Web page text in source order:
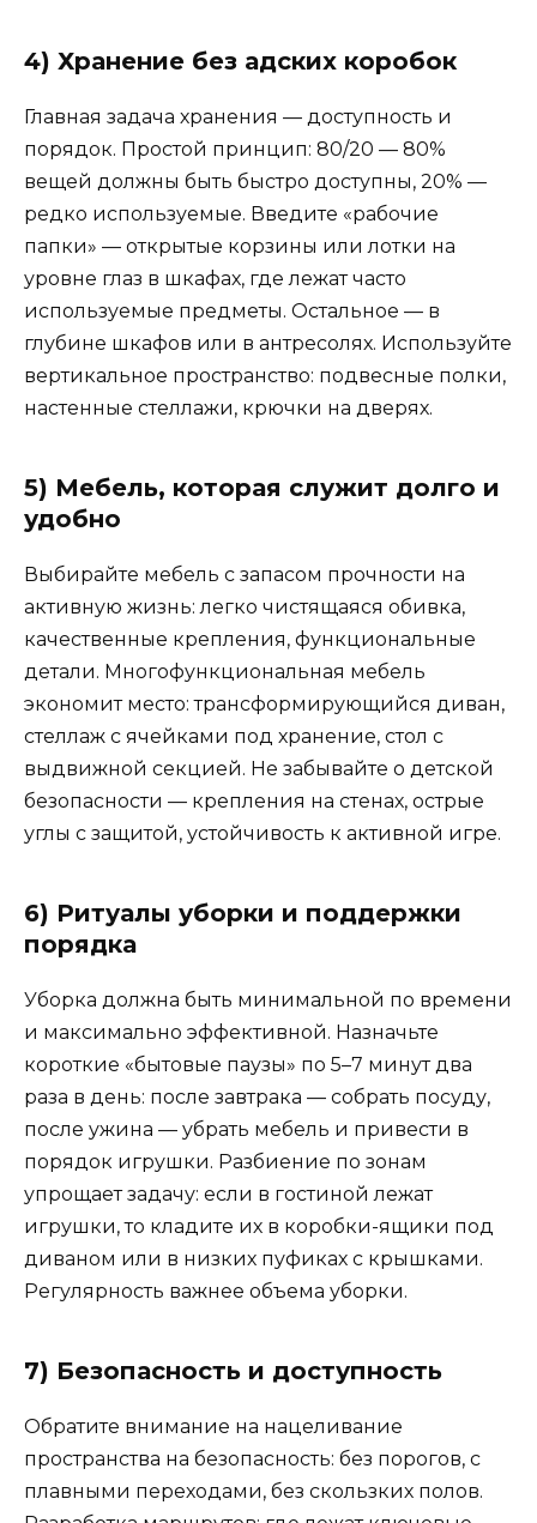
4) Хранение без адских коробок
Главная задача хранения — доступность и
порядок. Простой принцип: 80/20 — 80%
вещей должны быть быстро доступны, 20% —
редко используемые. Введите «рабочие
папки» — открытые корзины или лотки на
уровне глаз в шкафах, где лежат часто
используемые предметы. Остальное — в
глубине шкафов или в антресолях. Используйте
вертикальное пространство: подвесные полки,
настенные стеллажи, крючки на дверях.
5) Мебель, которая служит долго и
удобно
Выбирайте мебель с запасом прочности на
активную жизнь: легко чистящаяся обивка,
качественные крепления, функциональные
детали. Многофункциональная мебель
экономит место: трансформирующийся диван,
стеллаж с ячейками под хранение, стол с
выдвижной секцией. Не забывайте о детской
безопасности — крепления на стенах, острые
углы с защитой, устойчивость к активной игре.
6) Ритуалы уборки и поддержки
порядка
Уборка должна быть минимальной по времени
и максимально эффективной. Назначьте
короткие «бытовые паузы» по 5–7 минут два
раза в день: после завтрака — собрать посуду,
после ужина — убрать мебель и привести в
порядок игрушки. Разбиение по зонам
упрощает задачу: если в гостиной лежат
игрушки, то кладите их в коробки-ящики под
диваном или в низких пуфиках с крышками.
Регулярность важнее объема уборки.
7) Безопасность и доступность
Обратите внимание на нацеливание
пространства на безопасность: без порогов, с
плавными переходами, без скользких полов.